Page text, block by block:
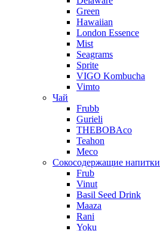
Green
Hawaiian
London Essence
Mist
Seagrams
Sprite
VIGO Kombucha
Vimto
Чай
Frubb
Gurieli
THEBOBAco
Teahon
Meco
Сокосодержащие напитки
Frub
Vinut
Basil Seed Drink
Maaza
Rani
Yoku